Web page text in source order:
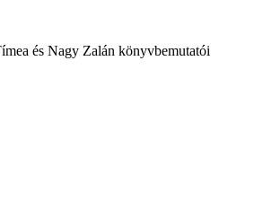
és Nagy Zalán könyvbemutatói